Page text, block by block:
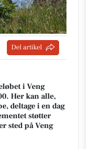
Del artikel
i Veng
Her kan alle,
deltage i en dag
støtter
sted på Veng